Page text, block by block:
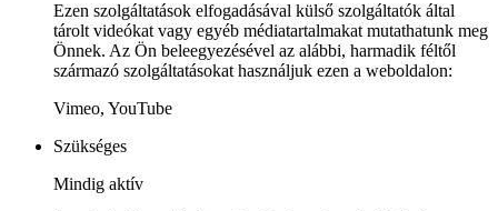
Ezen szolgáltatások elfogadásával külső szolgáltatók által
tárolt videókat vagy egyéb médiatartalmakat mutathatunk meg
Önnek. Az Ön beleegyezésével az alábbi, harmadik féltől
származó szolgáltatásokat használjuk ezen a weboldalon:
Vimeo, YouTube
Szükséges
Mindig aktív